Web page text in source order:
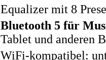
Equalizer mit 8
Bluetooth 5 für
Tablet und anderen
WiFi-kompatibel: